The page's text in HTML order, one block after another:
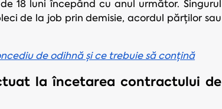
18 luni începând cu anul următor. Singurul
de la job prin demisie, acordul părților sau
de odihnă și ce trebuie să conțină
la încetarea contractului de